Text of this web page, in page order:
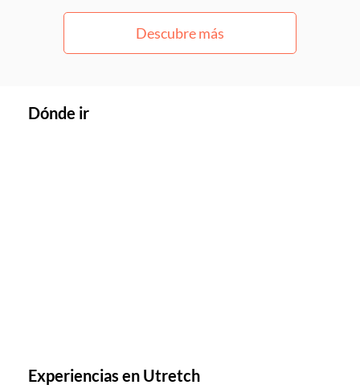
Descubre más
Dónde ir
Experiencias en Utretch